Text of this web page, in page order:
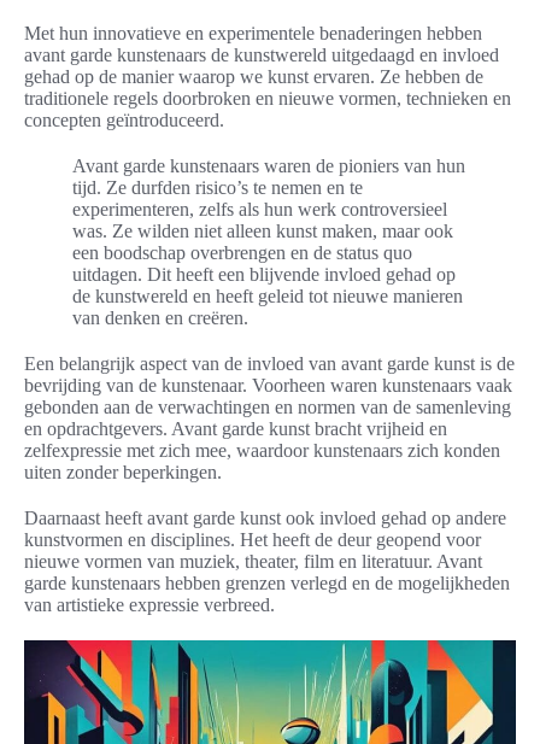
Met hun innovatieve en experimentele benaderingen hebben
avant garde kunstenaars de kunstwereld uitgedaagd en invloed
gehad op de manier waarop we kunst ervaren. Ze hebben de
traditionele regels doorbroken en nieuwe vormen, technieken en
concepten geïntroduceerd.
Avant garde kunstenaars waren de pioniers van hun
tijd. Ze durfden risico’s te nemen en te
experimenteren, zelfs als hun werk controversieel
was. Ze wilden niet alleen kunst maken, maar ook
een boodschap overbrengen en de status quo
uitdagen. Dit heeft een blijvende invloed gehad op
de kunstwereld en heeft geleid tot nieuwe manieren
van denken en creëren.
Een belangrijk aspect van de invloed van avant garde kunst is de
bevrijding van de kunstenaar. Voorheen waren kunstenaars vaak
gebonden aan de verwachtingen en normen van de samenleving
en opdrachtgevers. Avant garde kunst bracht vrijheid en
zelfexpressie met zich mee, waardoor kunstenaars zich konden
uiten zonder beperkingen.
Daarnaast heeft avant garde kunst ook invloed gehad op andere
kunstvormen en disciplines. Het heeft de deur geopend voor
nieuwe vormen van muziek, theater, film en literatuur. Avant
garde kunstenaars hebben grenzen verlegd en de mogelijkheden
van artistieke expressie verbreed.